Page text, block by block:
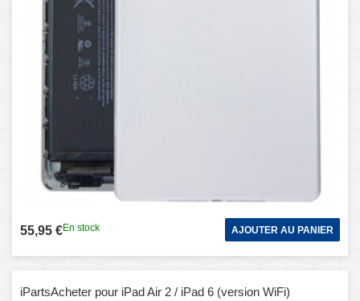
55,95 €En stock AJOUTER AU PANIER
iPartsAcheter pour iPad Air 2 / iPad 6 (version WiFi)